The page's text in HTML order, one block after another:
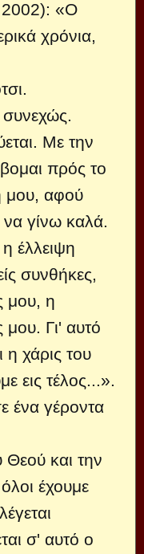
2002): «Ο
χρόνια,
συνεχώς.
Με την
πρός το
μου, αφού
να γίνω καλά.
έλλειψη
συνθήκες,
μου, η
μου. Γι' αυτό
η χάρις του
εις τέλος...».
ένα γέροντα
Θεού και την
έχουμε
σ' αυτό ο